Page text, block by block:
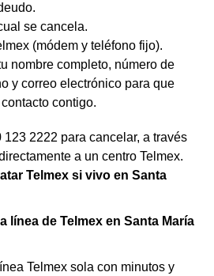
se cancela.
(módem y teléfono fijo).
nombre completo, número de
y correo electrónico para que
contigo.
2222 para cancelar, a través
a un centro Telmex.
Telmex si vivo en Santa
línea de Telmex en Santa María
Telmex sola con minutos y